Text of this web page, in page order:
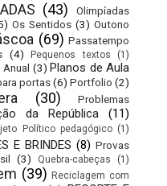
(43)
Olimpíadas
Os Sentidos (3) Outono
(69) Passatempo
(4) Pequenos textos (1)
(3) Planos de Aula
portas(6) Portfolio (2)
(30)
Problemas
da República
(11)
Político pedagógico (1)
E BRINDES (8) Provas
(3) Quebra-cabeças (1)
(39) Reciclagem com